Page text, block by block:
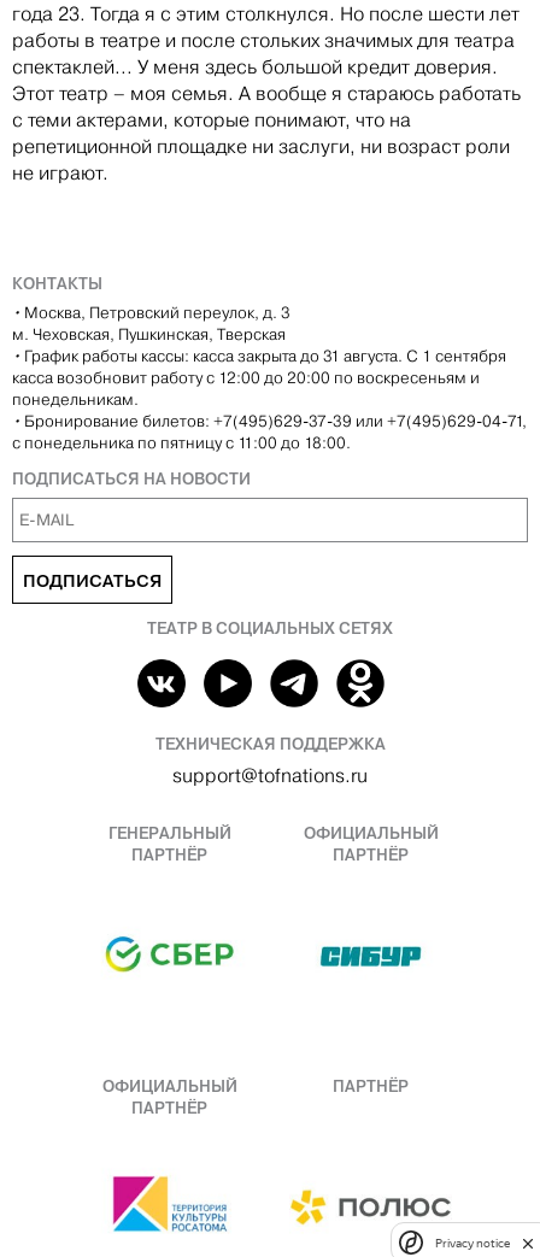
года 23. Тогда я с этим столкнулся. Но после шести лет
работы в театре и после стольких значимых для театра
спектаклей... У меня здесь большой кредит доверия.
Этот театр – моя семья. А вообще я стараюсь работать
с теми актерами, которые понимают, что на
репетиционной площадке ни заслуги, ни возраст роли
не играют.
КОНТАКТЫ
• Москва, Петровский переулок, д. 3
м. Чеховская, Пушкинская, Тверская
• График работы кассы: касса закрыта до 31 августа. С 1 сентября
касса возобновит работу с 12:00 до 20:00 по воскресеньям и
понедельникам.
• Бронирование билетов: +7(495)629-37-39 или +7(495)629-04-71,
с понедельника по пятницу с 11:00 до 18:00.
ПОДПИСАТЬСЯ НА НОВОСТИ
ПОДПИСАТЬСЯ
ТЕАТР В СОЦИАЛЬНЫХ СЕТЯХ
ТЕХНИЧЕСКАЯ ПОДДЕРЖКА
support@tofnations.ru
ГЕНЕРАЛЬНЫЙ
ПАРТНЁР
ОФИЦИАЛЬНЫЙ
ПАРТНЁР
ОФИЦИАЛЬНЫЙ
ПАРТНЁР
ПАРТНЁР
Privacy notice